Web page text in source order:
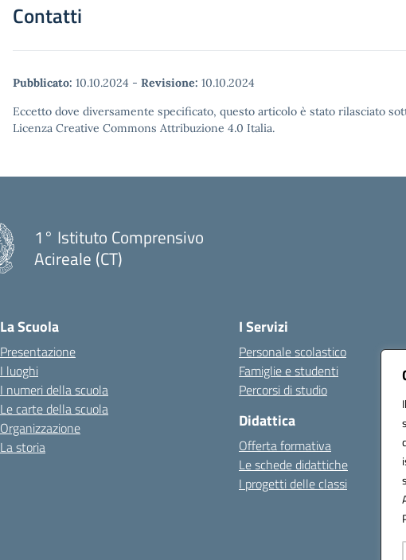
Contatti
Pubblicato: 10.10.2024 - Revisione: 10.10.2024
Eccetto dove diversamente specificato, questo articolo è stato rilasciato
Licenza Creative Commons Attribuzione 4.0 Italia.
1° Istituto Comprensivo
Acireale (CT)
La Scuola
Presentazione
I luoghi
I numeri della scuola
Le carte della scuola
Organizzazione
La storia
I Servizi
Personale scolastico
Famiglie e studenti
Percorsi di studio
Didattica
Offerta formativa
Le schede didattiche
I progetti delle classi